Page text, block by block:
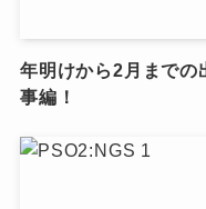
年明けから2月までの
事編！